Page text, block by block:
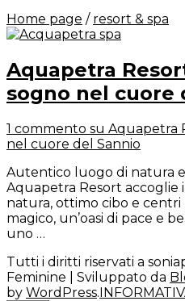
Home page / resort & spa
Aquapetra
sogno nel cuore
1 commento su Aquapetra
nel cuore del Sannio
Autentico luogo di natura
Aquapetra Resort accoglie
natura, ottimo cibo e centri
magico, un’oasi di pace e
uno …
Tutti i diritti riservati a
Feminine | Sviluppato da
by WordPress.